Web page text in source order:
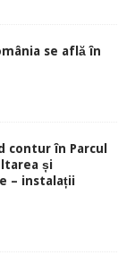
se află în
în Parcul
și
– instalații